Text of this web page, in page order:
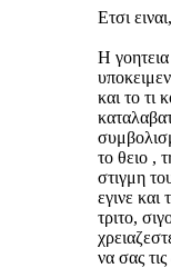
Ετσι
Η
και το τι
το θειο ,
στιγμη
εγινε
τριτο,
να σας